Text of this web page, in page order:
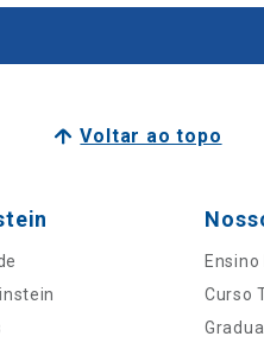
Voltar ao topo
Ensino
Curso